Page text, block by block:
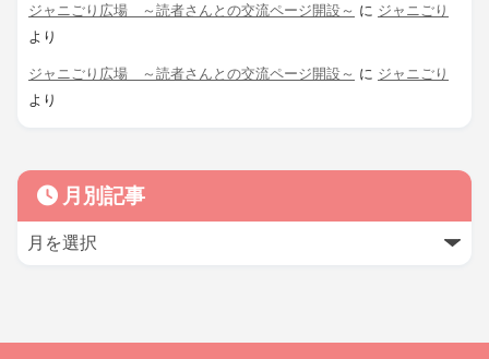
ジャニごり広場 ～読者さんとの交流ページ開設～ に ジャニごり
より
ジャニごり広場 ～読者さんとの交流ページ開設～ に ジャニごり
より
月別記事